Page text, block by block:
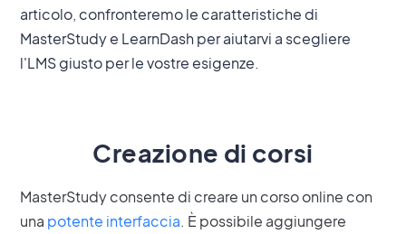
articolo, confronteremo le caratteristiche di
MasterStudy e LearnDash per aiutarvi a scegliere
l'LMS giusto per le vostre esigenze.
Creazione di corsi
MasterStudy consente di creare un corso online con
una potente interfaccia. È possibile aggiungere